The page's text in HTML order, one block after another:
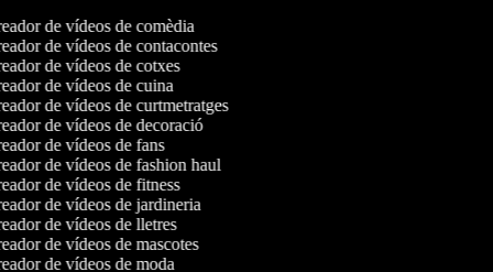
de vídeos de comèdia
de vídeos de contacontes
de vídeos de cotxes
de vídeos de cuina
de vídeos de curtmetratges
de vídeos de decoració
de vídeos de fans
de vídeos de fashion haul
de vídeos de fitness
de vídeos de jardineria
de vídeos de lletres
de vídeos de mascotes
de vídeos de moda